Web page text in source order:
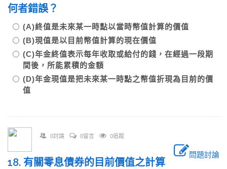
何者錯誤？
(A)終值是未來某一時點以當時幣值計算的價值
(B)現值是以目前幣值計算的現在價值
(C)年金終值表示每年收取或給付的錢，在經過一段期
間後，所能累積的金額
(D)年金現值是把未來某一時點之幣值折現為目前的價
值
0討論 0留言 0追蹤
問題討論
18. 有關零息債券的目前價值之計算